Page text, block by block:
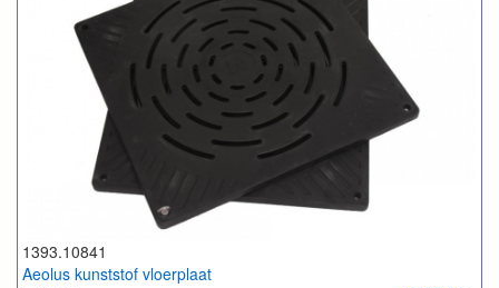
1393.10841
Aeolus kunststof vloerplaat